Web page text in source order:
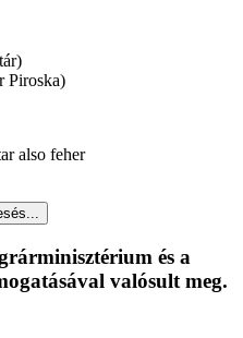
Piroska)
és a
valósult meg.